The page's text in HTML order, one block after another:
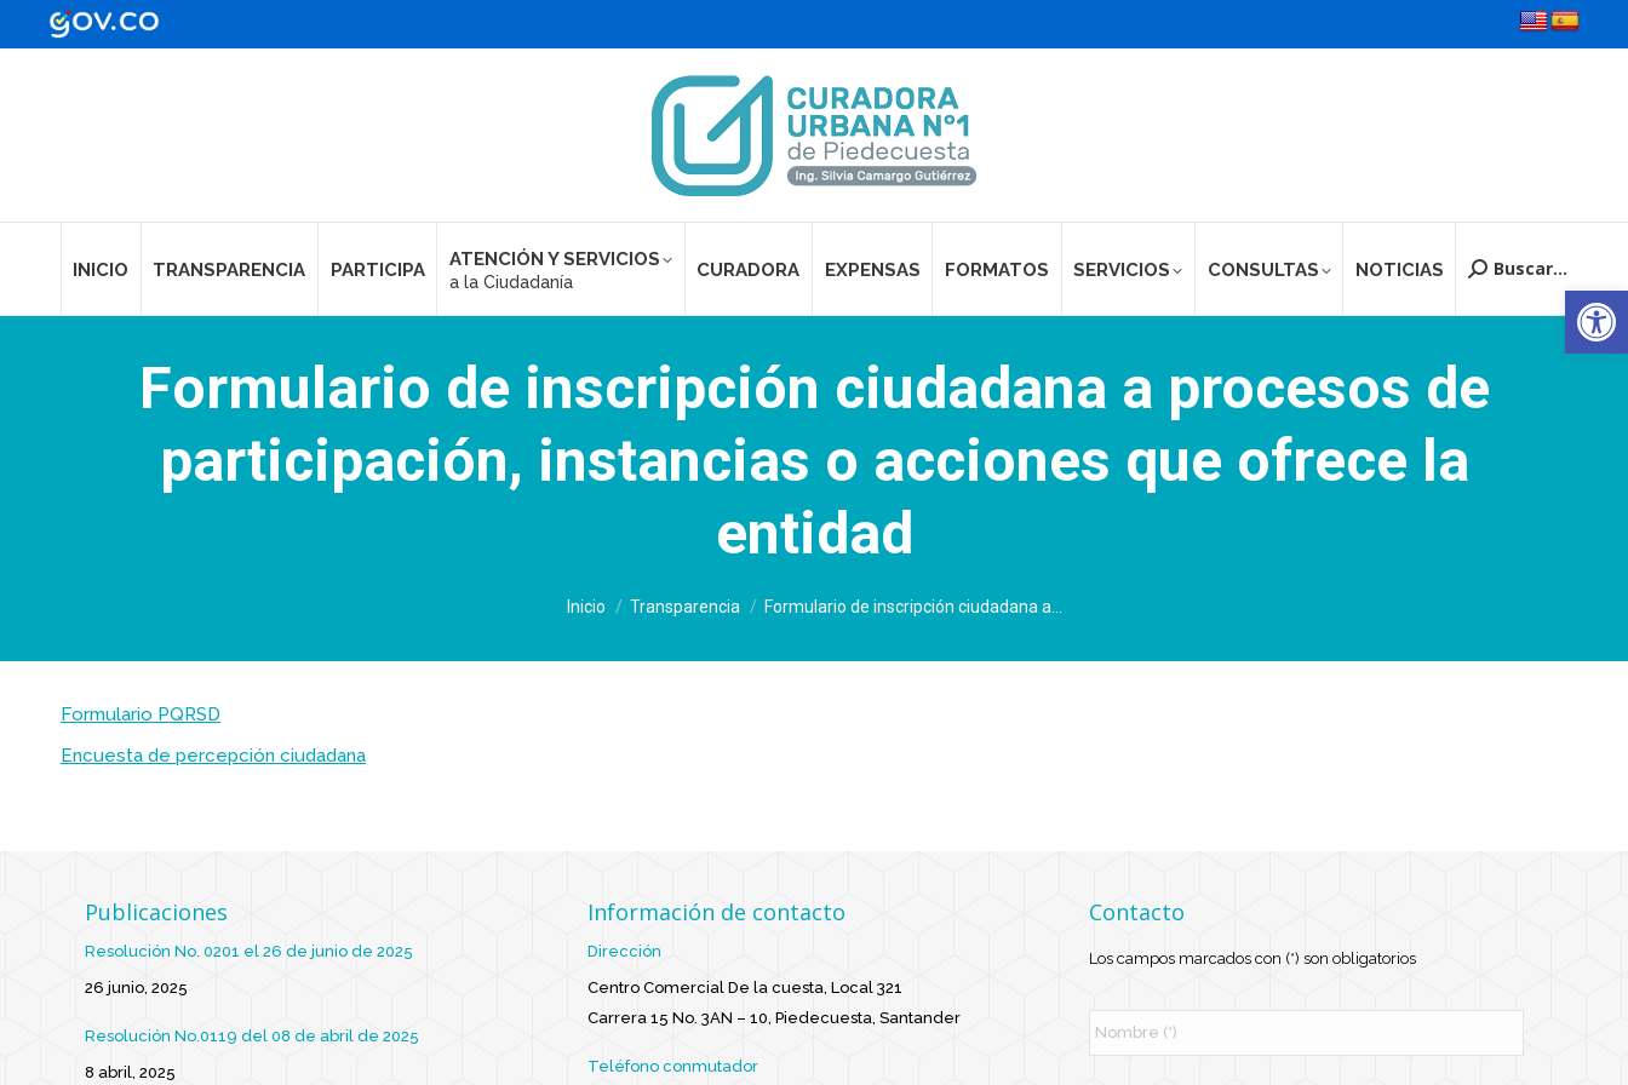
INICIO TRANSPARENCIA PARTICIPA ATENCIÓN Y SERVICIOS
a la Ciudadanía
CURADORA EXPENSAS FORMATOS SERVICIOS CONSULTAS NOTICIAS Buscar:
Buscar...
Formulario de inscripción ciudadana a procesos de
participación, instancias o acciones que ofrece la
entidad
Inicio Transparencia Formulario de inscripción ciudadana a…
Formulario PQRSD
Encuesta de percepción ciudadana
Publicaciones
Resolución No. 0201 el 26 de junio de 2025
26 junio, 2025
Resolución No.0119 del 08 de abril de 2025
8 abril, 2025
Información de contacto
Dirección
Centro Comercial De la cuesta, Local 321
Carrera 15 No. 3AN – 10, Piedecuesta, Santander
Teléfono conmutador
Contacto
Los campos marcados con (*) son obligatorios
o